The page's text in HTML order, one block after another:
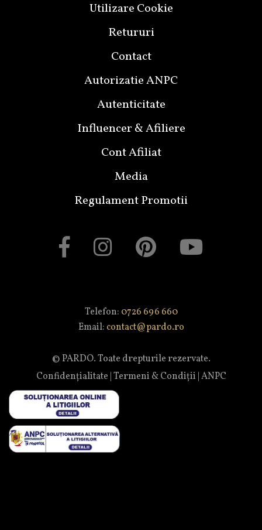
Utilizare Cookie
Retururi
Contact
Autorizatie ANPC
Autenticitate
Influencer & Afiliere
Cont Afiliat
Media
Regulament Promotii
Telefon: 0726 696 660
Email: contact@pardo.ro
© PARDO. Toate drepturile rezervate.
Confidențialitate Termeni & Condiții ANPC